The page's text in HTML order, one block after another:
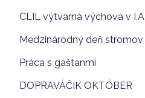
CLIL výtvarná výchova v I.A
Medzinárodný deň stromov
Práca s gaštanmi
DOPRAVÁČIK OKTÓBER